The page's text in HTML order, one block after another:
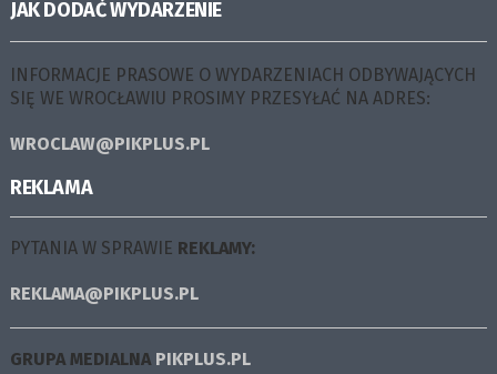
JAK DODAĆ WYDARZENIE
INFORMACJE PRASOWE O WYDARZENIACH ODBYWAJĄCYCH
SIĘ WE WROCŁAWIU PROSIMY PRZESYŁAĆ NA ADRES:
WROCLAW@PIKPLUS.PL
REKLAMA
PYTANIA W SPRAWIE REKLAMY:
REKLAMA@PIKPLUS.PL
GRUPA MEDIALNA PIKPLUS.PL